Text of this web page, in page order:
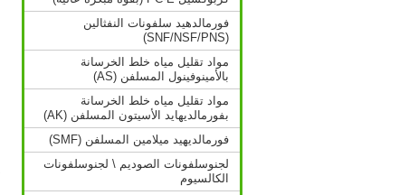
فورمالدهيد سلفونات النفثالين
(SNF/NSF/PNS)
مواد تقليل مياه خلط الخرسانة
بالأمينوفينول المسلفن (AS)
مواد تقليل مياه خلط الخرسانة
بفورمالديهايد الأسيتون المسلفن (AK)
فورمالديهيد ميلامين المسلفن (SMF)
لجنوسلفونات الصوديم \ لجنوسلفونات
الكالسيوم